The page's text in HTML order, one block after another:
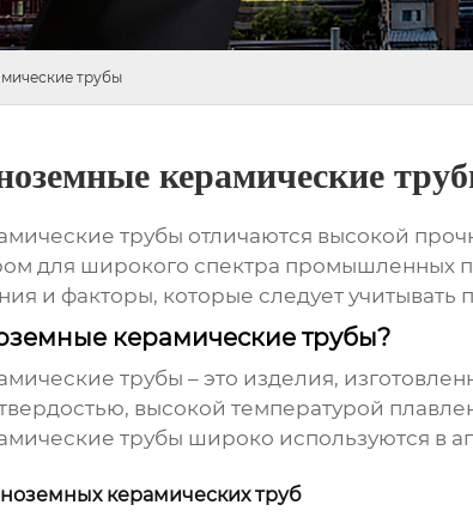
трубы
керамические
трубы отличаются высокой
для широкого спектра промышленных
и факторы, которые следует учитывать
керамические трубы?
трубы – это изделия,
высокой температурой
трубы широко используются в
керамических труб